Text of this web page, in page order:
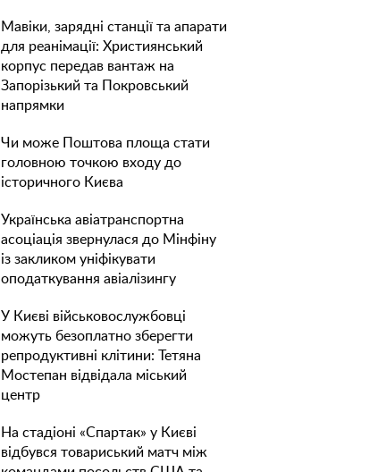
Мавіки, зарядні станції та апарати
для реанімації: Християнський
корпус передав вантаж на
Запорізький та Покровський
напрямки
Чи може Поштова площа стати
головною точкою входу до
історичного Києва
Українська авіатранспортна
асоціація звернулася до Мінфіну
із закликом уніфікувати
оподаткування авіалізингу
У Києві військовослужбовці
можуть безоплатно зберегти
репродуктивні клітини: Тетяна
Мостепан відвідала міський
центр
На стадіоні «Спартак» у Києві
відбувся товариський матч між